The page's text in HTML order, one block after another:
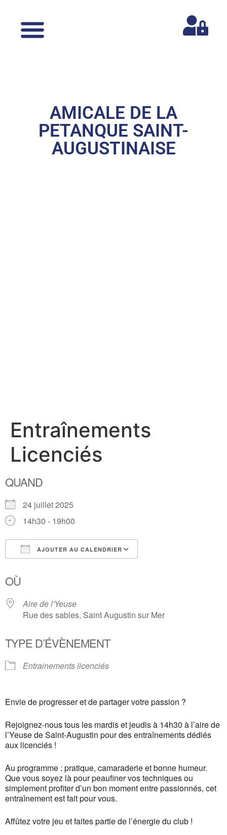
AMICALE DE LA
PETANQUE SAINT-
AUGUSTINAISE
Entraînements
Licenciés
QUAND
24 juillet 2025
14h30 - 19h00
AJOUTER AU CALENDRIER
OÙ
Aire de l'Yeuse
Rue des sables, Saint Augustin sur Mer
TYPE D’ÉVÈNEMENT
Entrainements licenciés
Envie de progresser et de partager votre passion ?
Rejoignez-nous tous les mardis et jeudis à 14h30 à l’aire de
l’Yeuse de Saint-Augustin pour des entraînements dédiés
aux licenciés !
Au programme : pratique, camaraderie et bonne humeur.
Que vous soyez là pour peaufiner vos techniques ou
simplement profiter d’un bon moment entre passionnés, cet
entraînement est fait pour vous.
Affûtez votre jeu et faites partie de l’énergie du club !